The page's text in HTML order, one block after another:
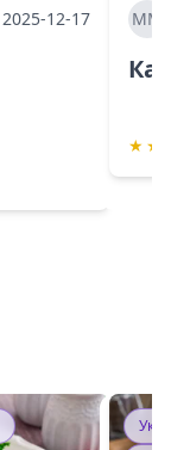
2025-12-17 ММ
★ ★